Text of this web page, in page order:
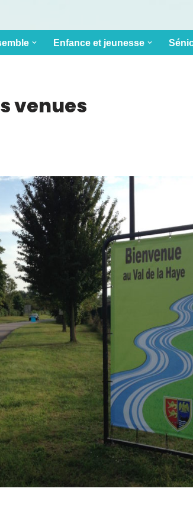
Enfance et jeunesse
venues